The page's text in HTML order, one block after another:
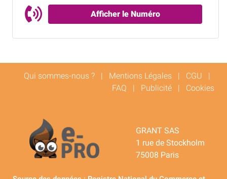
Afficher le Numéro
Qui sommes-nous ? | Mentions Légales | CGU |
FAQ | Publicité | Cookies
GRANT SAS
1 rue de Stockholm
75008 Paris